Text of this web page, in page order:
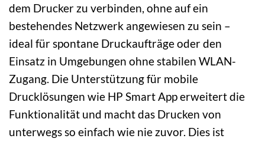
dem Drucker zu verbinden, ohne auf ein
bestehendes Netzwerk angewiesen zu sein –
ideal für spontane Druckaufträge oder den
Einsatz in Umgebungen ohne stabilen WLAN-
Zugang. Die Unterstützung für mobile
Drucklösungen wie HP Smart App erweitert die
Funktionalität und macht das Drucken von
unterwegs so einfach wie nie zuvor. Dies ist